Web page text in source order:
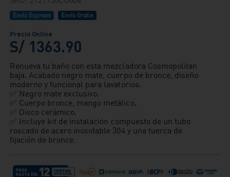
Envío Express Envío Gratis
S/ 1363.90
Renueva tu baño con esta mezcladora Cosmopolitan
baja. Acabado negro mate, cuerpo de bronce, diseño
moderno y funcional para lavatorios.
✅ Negro mate exclusivo.
✅ Cuerpo bronce, mango metálico.
✅ Disco cerámico.
✅ Incluye kit de instalación compuesto de un tubo
roscado de acero inoxidable 304 y una tuerca de
fijación de bronce.